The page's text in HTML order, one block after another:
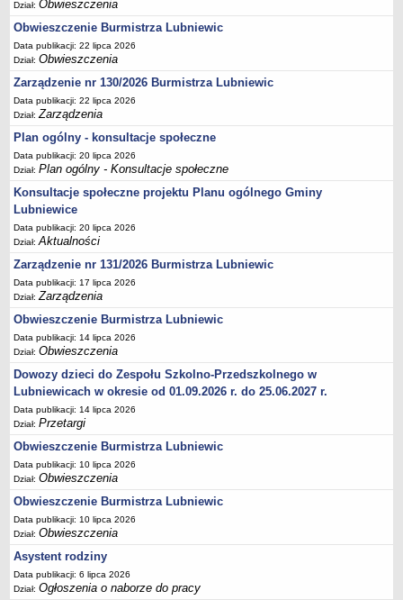
Dyżury Przewodniczącego Rady Miejskiej
Transmisja z obrad sesji
Zadania i uprawnienia
Skład Rady Miejskiej
Plan pracy Rady Miejskiej
Terminy posiedzeń Rady
Głosowania
Protokoły z posiedzeń Rady Miejskiej
Składy Komisji
Terminy posiedzeń Komisji
Plan pracy Komisji Rewizyjnej
Plan pracy pozostałych Komisji
Oświadczenia majątkowe
Interpelacje radnych wraz z odpowiedziami
Zapytania radnych wraz z odpowiedziami
Apele
JEDNOSTKI ORGANIZACYJNE
Biblioteka - Centrum Kultury
Zespół Szkolno-Przedszkolny
Miejsko-Gminny Ośrodek Pomocy Społecznej
Zakład Gospodarki Komunalnej
Środowiskowy Dom Samopomocy
MAJĄTEK I FINANSE
Budżet Gminy
Majątek Gminy
Sprawozdania z wykonania budżetu - kwartalne
Dział:Obwieszczenia
Obwieszczenie Burmistrza Lubniewic
Data publikacji: 22 lipca 2026
Dział:Obwieszczenia
Zarządzenie nr 130/2026 Burmistrza Lubniewic
Data publikacji: 22 lipca 2026
Dział:Zarządzenia
Plan ogólny - konsultacje społeczne
Data publikacji: 20 lipca 2026
Dział:Plan ogólny - Konsultacje społeczne
Konsultacje społeczne projektu Planu ogólnego Gminy
Lubniewice
Data publikacji: 20 lipca 2026
Dział:Aktualności
Zarządzenie nr 131/2026 Burmistrza Lubniewic
Data publikacji: 17 lipca 2026
Dział:Zarządzenia
Obwieszczenie Burmistrza Lubniewic
Data publikacji: 14 lipca 2026
Dział:Obwieszczenia
Dowozy dzieci do Zespołu Szkolno-Przedszkolnego w
Lubniewicach w okresie od 01.09.2026 r. do 25.06.2027 r.
Data publikacji: 14 lipca 2026
Dział:Przetargi
Obwieszczenie Burmistrza Lubniewic
Data publikacji: 10 lipca 2026
Dział:Obwieszczenia
Obwieszczenie Burmistrza Lubniewic
Data publikacji: 10 lipca 2026
Dział:Obwieszczenia
Asystent rodziny
Data publikacji: 6 lipca 2026
Dział:Ogłoszenia o naborze do pracy